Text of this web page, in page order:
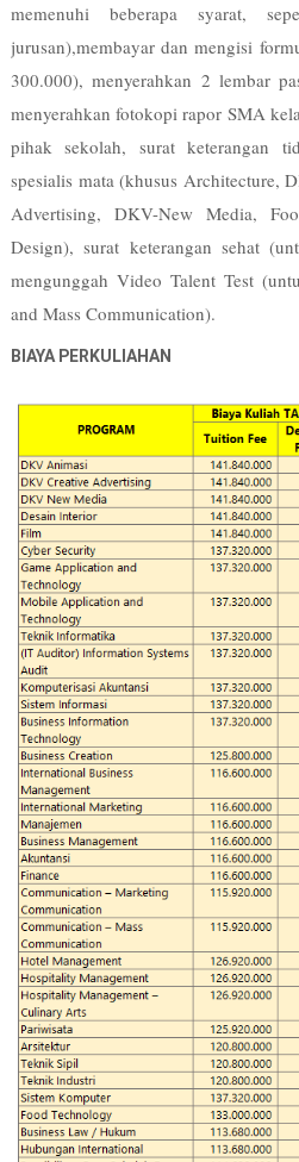
memenuhi beberapa syarat,
jurusan),membayar dan mengisi
300.000), menyerahkan 2 lembar
menyerahkan fotokopi rapor SMA
pihak sekolah, surat keterangan
spesialis mata (khusus Architecture,
Advertising, DKV-New Media,
Design), surat keterangan sehat
mengunggah Video Talent Test
and Mass Communication).
BIAYA PERKULIAHAN